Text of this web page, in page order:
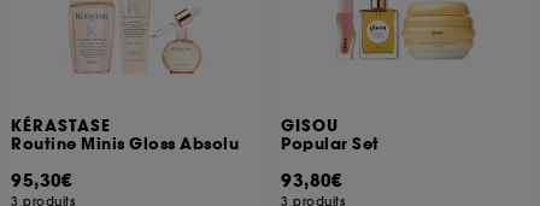
KÉRASTASE
Routine Minis Gloss Absolu
95,30€
3 produits
GISOU
Popular Set
93,80€
3 produits
moment choisir de retirer votrte consentement. Si vous
souhaitez obtenir plus d'information sur les cookies
utilisés,
cliquezici .